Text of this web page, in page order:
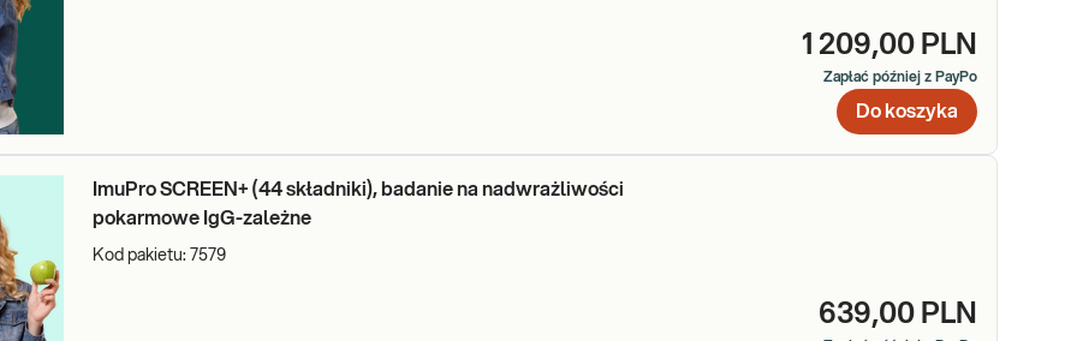
1 209,00 PLN
Zapłać później z PayPo
Do koszyka
ImuPro SCREEN+ (44 składniki), badanie na nadwrażliwości
pokarmowe IgG-zależne
Kod pakietu: 7579
639,00 PLN